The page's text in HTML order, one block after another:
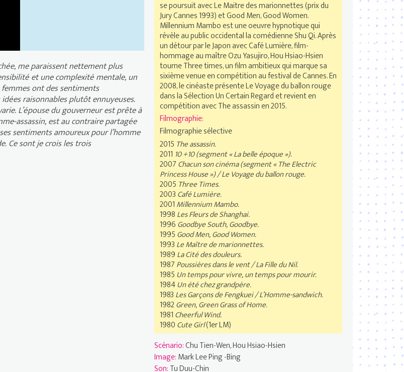
me paraissent nettement plus
et une complexité mentale, un
ont des sentiments
raisonnables plutôt ennuyeuses.
L’épouse du gouverneur est prête à
assassin, est au contraire partagée
sentiments amoureux pour l’homme
Ce sont je crois les trois
se poursuit avec Le Maitre des marionnettes (prix du
Jury Cannes 1993) et Good Men, Good Women.
Millennium Mambo est une oeuvre hypnotique qui
révèle au public occidental la comédienne Shu Qi. Après
un détour par le Japon avec Café Lumière, film-
hommage au maître Ozu Yasujiro, Hou Hsiao-Hsien
tourne Three times, un film ambitieux qui marque sa
sixième venue en compétition au festival de Cannes. En
2008, le cinéaste présente Le Voyage du ballon rouge
dans la Sélection Un Certain Regard et revient en
compétition avec The assassin en 2015.
Filmographie:
Filmographie sélective
2015 The assassin.
2011 10 +10 (segment « La belle époque »).
2007Chacun son cinéma (segment « The Electric
Princess House ») / Le Voyage du ballon rouge.
2005 Three Times.
2003Café Lumière.
2001Millennium Mambo.
1998Les Fleurs de Shanghai.
1996Goodbye South, Goodbye.
1995Good Men, Good Women.
1993Le Maître de marionnettes.
1989La Cité des douleurs.
1987Poussières dans le vent / La Fille du Nil.
1985 Un temps pour vivre, un temps pour mourir.
1984Un été chez grandpère.
1983Les Garçons de Fengkuei / L’Homme-sandwich.
1982Green, Green Grass of Home.
1981Cheerful Wind.
1980Cute Girl(1er LM)
Scénario:Chu Tien-Wen, Hou Hsiao-Hsien
Image:Mark Lee Ping -Bing
Son:Tu Duu-Chin